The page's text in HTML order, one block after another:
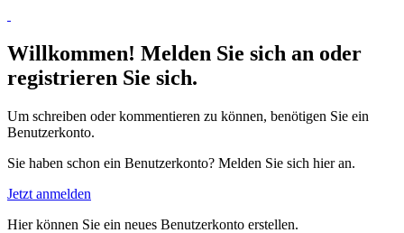
Willkommen! Melden Sie sich an oder
registrieren Sie sich.
Um schreiben oder kommentieren zu können, benötigen Sie ein
Benutzerkonto.
Sie haben schon ein Benutzerkonto? Melden Sie sich hier an.
Jetzt anmelden
Hier können Sie ein neues Benutzerkonto erstellen.